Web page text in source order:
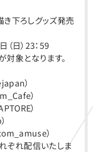
き下ろしグッズ発売
日）23：59
となります。
）
）
）
）
ぞれ配信いたしま